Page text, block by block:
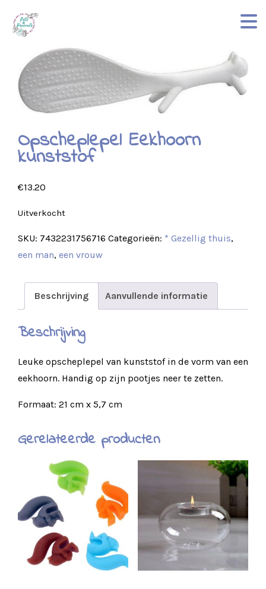
Opscheplepel Eekhoorn
kunststof
€13.20
Uitverkocht
SKU: 7432231756716 Categorieën: * Gezellig thuis,
een man, een vrouw
Beschrijving Aanvullende informatie
Beschrijving
Leuke opscheplepel van kunststof in de vorm van een
eekhoorn. Handig op zijn pootjes neer te zetten.
Formaat: 21 cm x 5,7 cm
Gerelateerde producten